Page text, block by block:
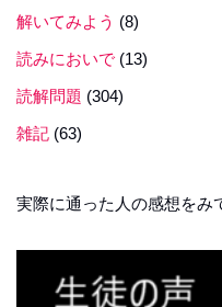
解いてみよう (8)
読みにおいで (13)
読解問題 (304)
雑記 (63)
実際に通った人の感想をみ